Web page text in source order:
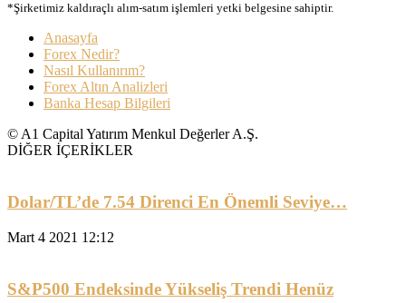
*Şirketimiz kaldıraçlı alım-satım işlemleri yetki belgesine sahiptir.
Anasayfa
Forex Nedir?
Nasıl Kullanırım?
Forex Altın Analizleri
Banka Hesap Bilgileri
© A1 Capital Yatırım Menkul Değerler A.Ş.
DİĞER İÇERİKLER
Dolar/TL’de 7.54 Direnci En Önemli Seviye…
Mart 4 2021 12:12
S&P500 Endeksinde Yükseliş Trendi Henüz